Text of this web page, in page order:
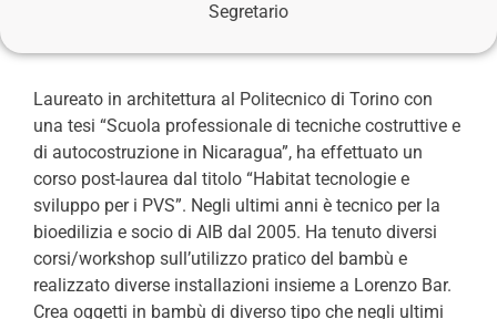
Segretario
Laureato in architettura al Politecnico di Torino con
una tesi “Scuola professionale di tecniche costruttive e
di autocostruzione in Nicaragua”, ha effettuato un
corso post-laurea dal titolo “Habitat tecnologie e
sviluppo per i PVS”. Negli ultimi anni è tecnico per la
bioedilizia e socio di AIB dal 2005. Ha tenuto diversi
corsi/workshop sull’utilizzo pratico del bambù e
realizzato diverse installazioni insieme a Lorenzo Bar.
Crea oggetti in bambù di diverso tipo che negli ultimi